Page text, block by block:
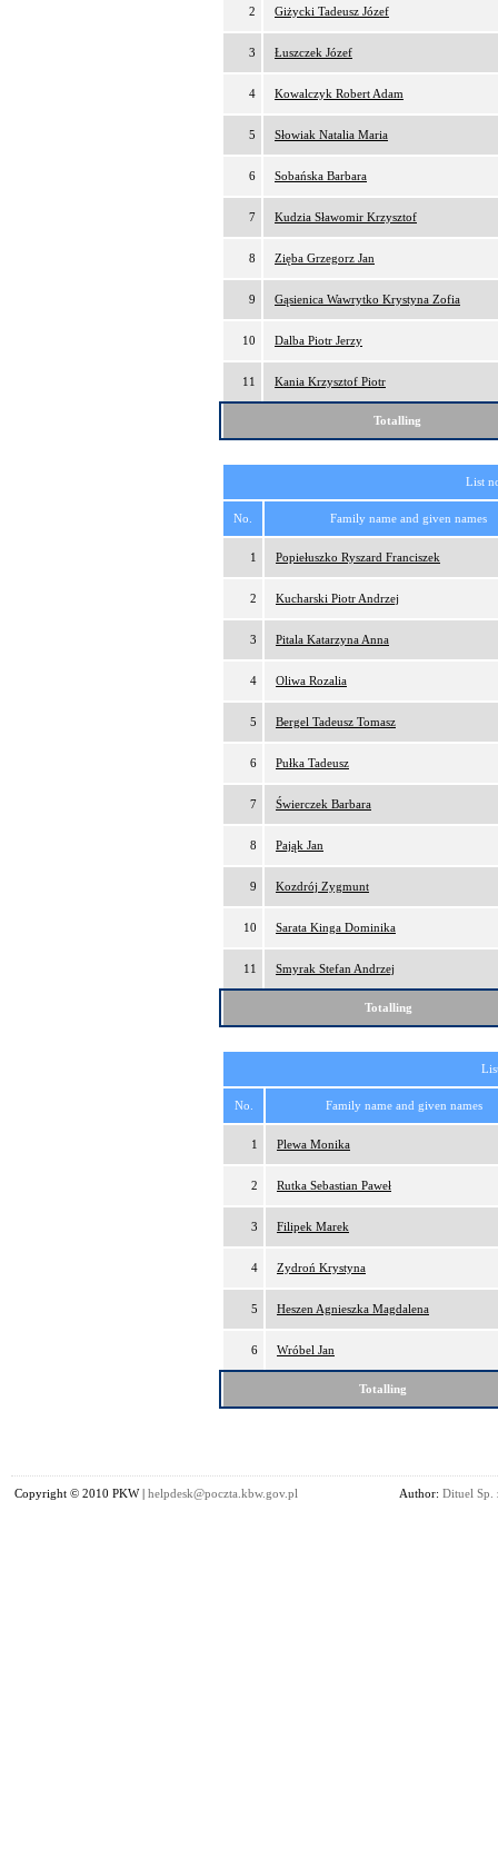
2 Giżycki Tadeusz Józef
3 Łuszczek Józef
4 Kowalczyk Robert Adam
5 Słowiak Natalia Maria
6 Sobańska Barbara
7 Kudzia Sławomir Krzysztof
8 Zięba Grzegorz Jan
9 Gąsienica Wawrytko Krystyna Zofia
10 Dalba Piotr Jerzy
11 Kania Krzysztof Piotr
Totalling
List
No. Family name and given names
1 Popiełuszko Ryszard Franciszek
2 Kucharski Piotr Andrzej
3 Pitala Katarzyna Anna
4 Oliwa Rozalia
5 Bergel Tadeusz Tomasz
6 Pułka Tadeusz
7 Świerczek Barbara
8 Pająk Jan
9 Kozdrój Zygmunt
10 Sarata Kinga Dominika
11 Smyrak Stefan Andrzej
Totalling
No. Family name and given names
1 Plewa Monika
2 Rutka Sebastian Paweł
3 Filipek Marek
4 Zydroń Krystyna
5 Heszen Agnieszka Magdalena
6 Wróbel Jan
Totalling
Copyright © 2010 PKW | helpdesk@poczta.kbw.gov.pl Author: Dituel Sp.